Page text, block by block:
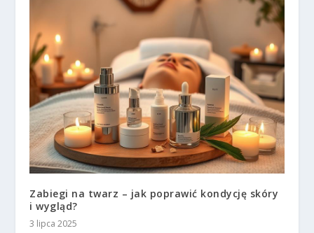
Zabiegi na twarz – jak poprawić kondycję skóry
i wygląd?
3 lipca 2025